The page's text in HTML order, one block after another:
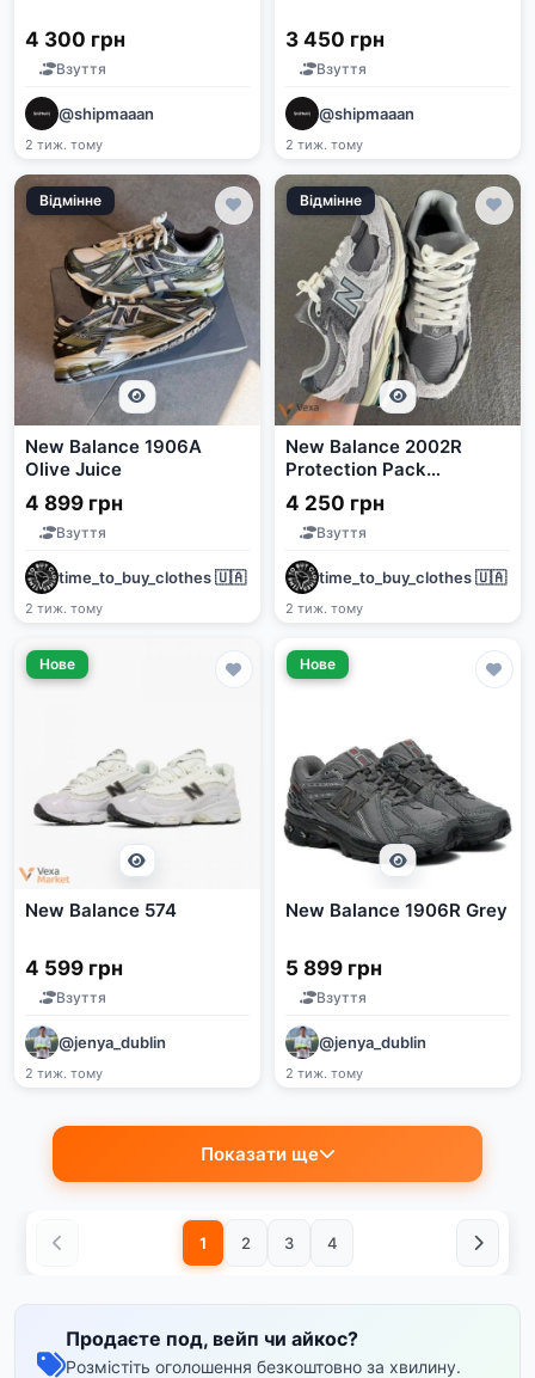
4 300 грн
Взуття
@shipmaaan
2 тиж. тому
3 450 грн
Взуття
@shipmaaan
2 тиж. тому
Відмінне
New Balance 1906A
Olive Juice
4 899 грн
Взуття
time_to_buy_clothes 🇺🇦
2 тиж. тому
Відмінне
New Balance 2002R
Protection Pack
RainCloud
4 250 грн
Взуття
time_to_buy_clothes 🇺🇦
2 тиж. тому
Нове
New Balance 574
4 599 грн
Взуття
@jenya_dublin
2 тиж. тому
Нове
New Balance 1906R Grey
5 899 грн
Взуття
@jenya_dublin
2 тиж. тому
Показати ще
1 2 3 4
Продаєте под, вейп чи айкос?
Розмістіть оголошення безкоштовно за хвилину.